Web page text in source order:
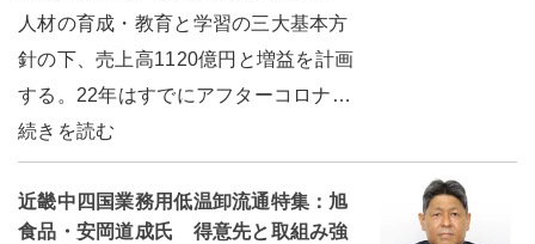
人材の育成・教育と学習の三大基本方
針の下、売上高1120億円と増益を計画
する。22年はすでにアフターコロナ…
続きを読む
近畿中四国業務用低温卸流通特集：旭
食品・安岡道成氏 得意先と取組み強